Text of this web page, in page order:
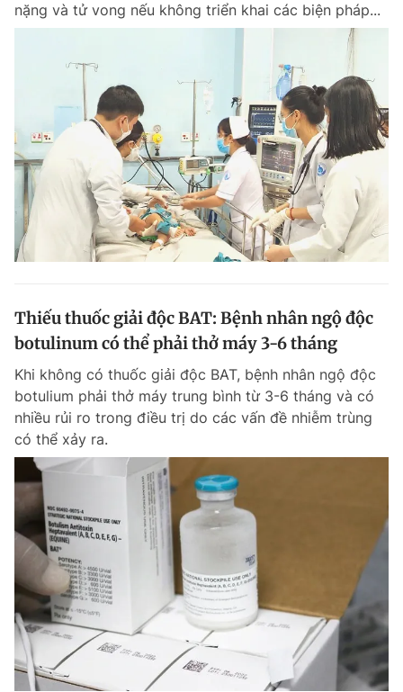
nặng và tử vong nếu không triển khai các biện pháp...
Thiếu thuốc giải độc BAT: Bệnh nhân ngộ độc
botulinum có thể phải thở máy 3-6 tháng
Khi không có thuốc giải độc BAT, bệnh nhân ngộ độc
botulium phải thở máy trung bình từ 3-6 tháng và có
nhiều rủi ro trong điều trị do các vấn đề nhiễm trùng
có thể xảy ra.